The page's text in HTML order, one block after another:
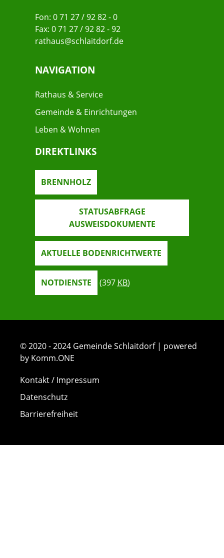
Fon: 0 71 27 / 92 82 - 0
Fax: 0 71 27 / 92 82 - 92
rathaus@schlaitdorf.de
NAVIGATION
Rathaus & Service
Gemeinde & Einrichtungen
Leben & Wohnen
DIREKTLINKS
BRENNHOLZ
STATUSABFRAGE
AUSWEISDOKUMENTE
AKTUELLE BODENRICHTWERTE
NOTDIENSTE (397 KB)
© 2020 - 2024 Gemeinde Schlaitdorf | powered
by Komm.ONE
Kontakt / Impressum
Datenschutz
Barrierefreiheit